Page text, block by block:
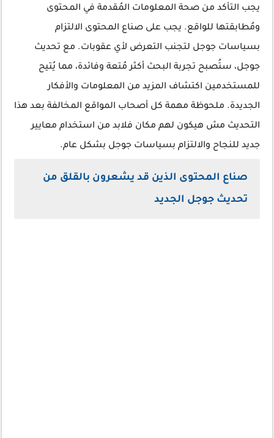
يجب التأكد من صحة المعلومات المُقدمة في المحتوى
ومُطابقتها للواقع. يجب على صناع المحتوى الالتزام
بسياسات جوجل لتجنب التعرض لأي عقوبات. مع تحديث
جوجل، ستُصبح تجربة البحث أكثر مُتعة وفائدة، مما يُتيح
للمستخدمين اكتشاف المزيد من المعلومات والأفكار
الجديدة. ملحوظة مهمة كل أصحاب المواقع المخالفة بعد هذا
التحديث مش هيكون لهم مكان فلابد من استخدام معايير
جديد للنجاح والالتزام بسياسات جوجل بشكل عام.
صناع المحتوى الذين قد يشعرون بالقلق من
تحديث جوجل الجديد